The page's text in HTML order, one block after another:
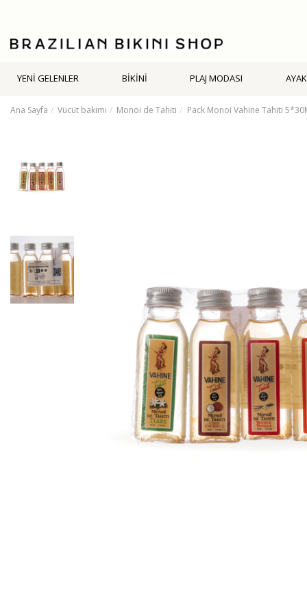
YENİ GELENLER BİKİNİ PLAJ MODASI
Ana Sayfa Vücüt bakimi Monoi de Tahiti Pack Monoi Vahine Tahiti